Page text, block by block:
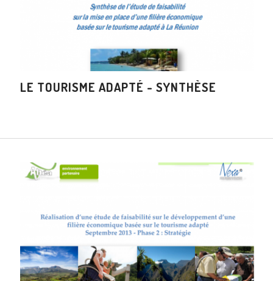
LE TOURISME ADAPTÉ - SYNTHÈSE